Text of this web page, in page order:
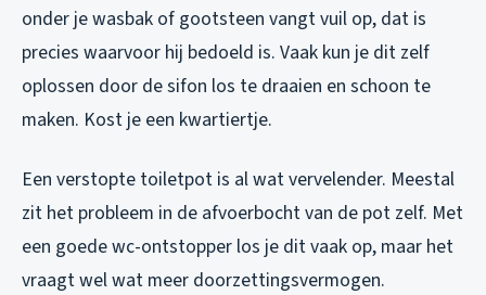
onder je wasbak of gootsteen vangt vuil op, dat is
precies waarvoor hij bedoeld is. Vaak kun je dit zelf
oplossen door de sifon los te draaien en schoon te
maken. Kost je een kwartiertje.
Een verstopte toiletpot is al wat vervelender. Meestal
zit het probleem in de afvoerbocht van de pot zelf. Met
een goede wc-ontstopper los je dit vaak op, maar het
vraagt wel wat meer doorzettingsvermogen.